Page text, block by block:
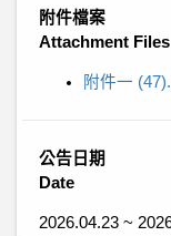
附件檔案
Attachment Files
附件一
公告日期
Date
2026.04.23 ~